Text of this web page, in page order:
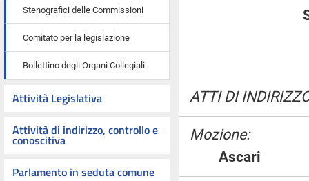
Stenografici delle Commissioni
Comitato per la legislazione
Bollettino degli Organi Collegiali
Attività Legislativa
Attività di indirizzo, controllo e
conoscitiva
Parlamento in seduta comune
ATTI DI
Mozione:
Ascari